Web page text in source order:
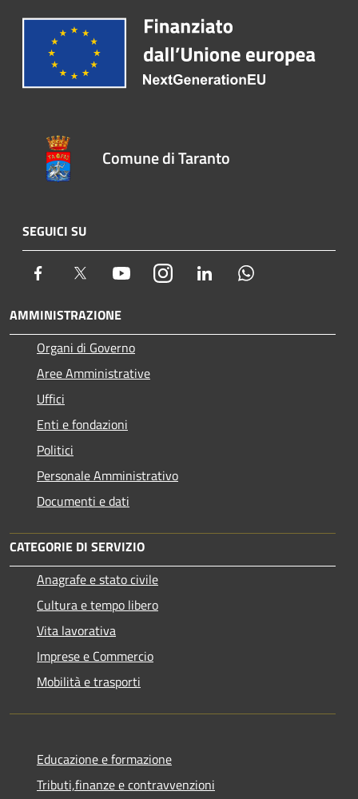
Comune di Taranto
SEGUICI SU
Facebook Twitter YoutubeInstagram LinkedIn
AMMINISTRAZIONE
Organi di Governo
Aree Amministrative
Uffici
Enti e fondazioni
Politici
Personale Amministrativo
Documenti e dati
CATEGORIE DI SERVIZIO
Anagrafe e stato civile
Cultura e tempo libero
Vita lavorativa
Imprese e Commercio
Mobilità e trasporti
Educazione e formazione
Tributi,finanze e contravvenzioni